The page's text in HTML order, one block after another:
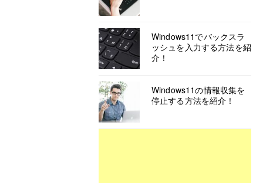
Windows11でバックスラ
ッシュを入力する方法を紹
介！
Windows11の情報収集を
停止する方法を紹介！